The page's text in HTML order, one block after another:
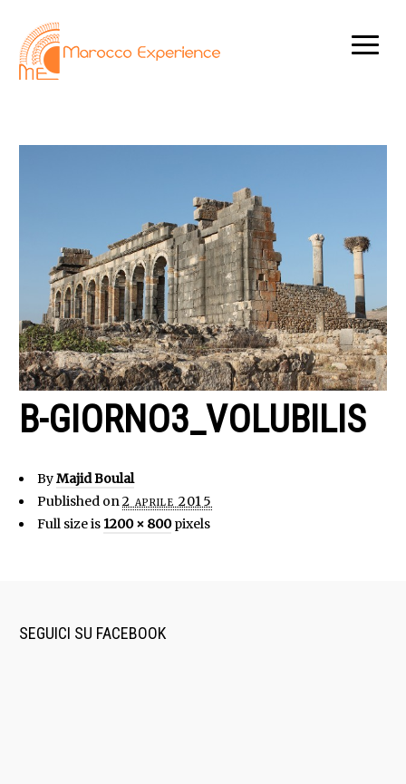
B-GIORNO3_VOLUBILIS
ByMajid Boulal
Published on2 aprile 2015
Full size is1200 × 800pixels
SEGUICI SU FACEBOOK